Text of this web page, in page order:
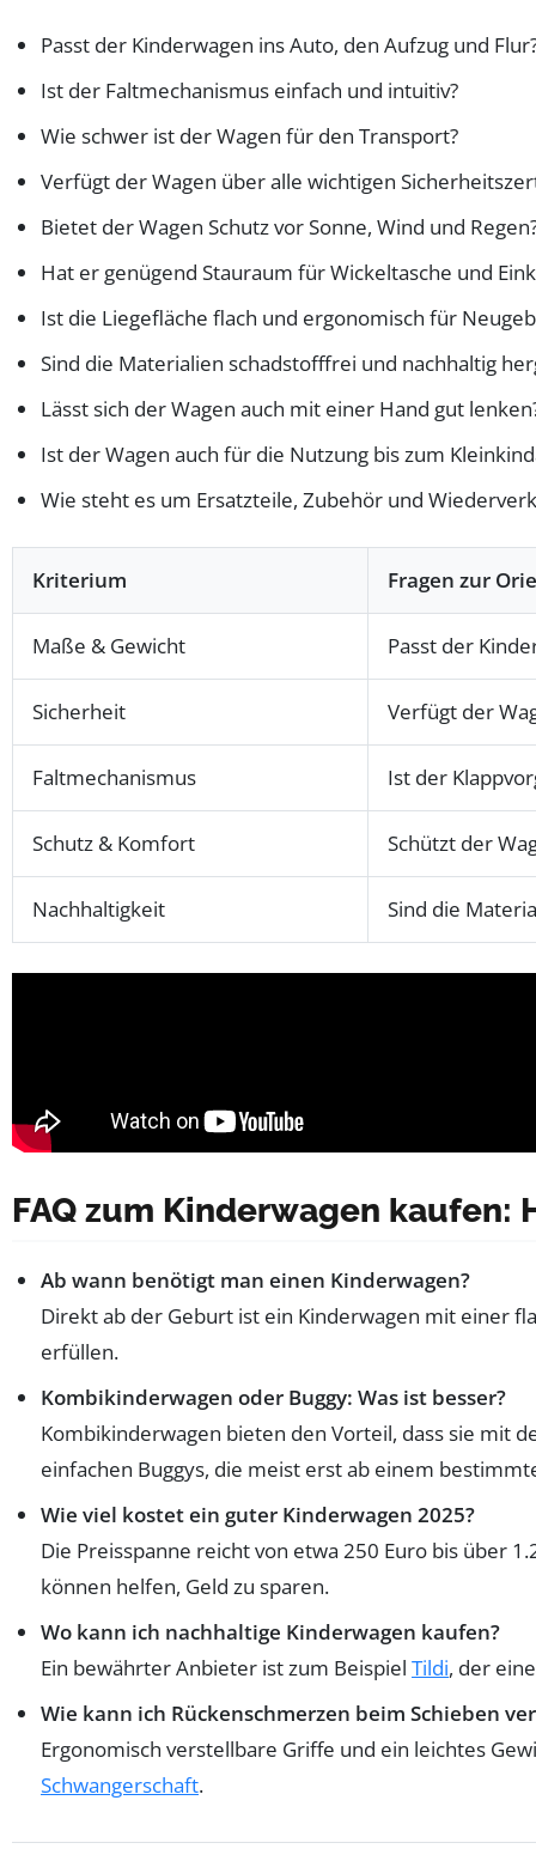
Passt der Kinderwagen ins Auto, den Aufzug und
Ist der Faltmechanismus einfach und intuitiv?
Wie schwer ist der Wagen für den Transport?
Verfügt der Wagen über alle wichtigen
Bietet der Wagen Schutz vor Sonne, Wind und
Hat er genügend Stauraum für Wickeltasche und
Ist die Liegefläche flach und ergonomisch für
Sind die Materialien schadstofffrei und nachhaltig
Lässt sich der Wagen auch mit einer Hand gut
Ist der Wagen auch für die Nutzung bis zum
Wie steht es um Ersatzteile, Zubehör und
Kriterium Fragen zur
Maße & Gewicht Passt der
Sicherheit Verfügt der
Faltmechanismus Ist der
Schutz & Komfort Schützt der
Nachhaltigkeit Sind die
FAQ zum Kinderwagen
Ab wann benötigt man einen Kinderwagen?
Direkt ab der Geburt ist ein Kinderwagen mit einer
erfüllen.
Kombikinderwagen oder Buggy: Was ist besser?
Kombikinderwagen bieten den Vorteil, dass sie mit
einfachen Buggys, die meist erst ab einem
Wie viel kostet ein guter Kinderwagen 2025?
Die Preisspanne reicht von etwa 250 Euro bis über
können helfen, Geld zu sparen.
Wo kann ich nachhaltige Kinderwagen kaufen?
Ein bewährter Anbieter ist zum Beispiel Tildi, der
Wie kann ich Rückenschmerzen beim Schieben
Ergonomisch verstellbare Griffe und ein leichtes
Schwangerschaft.